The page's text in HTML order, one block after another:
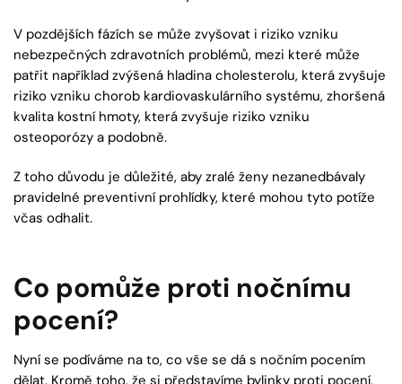
V pozdějších fázích se může zvyšovat i riziko vzniku
nebezpečných zdravotních problémů, mezi které může
patřit například zvýšená hladina cholesterolu, která zvyšuje
riziko vzniku chorob kardiovaskulárního systému, zhoršená
kvalita kostní hmoty, která zvyšuje riziko vzniku
osteoporózy a podobně.
Z toho důvodu je důležité, aby zralé ženy nezanedbávaly
pravidelné preventivní prohlídky, které mohou tyto potíže
včas odhalit.
Co pomůže proti nočnímu
pocení?
Nyní se podíváme na to, co vše se dá s nočním pocením
dělat. Kromě toho, že si představíme bylinky proti pocení,